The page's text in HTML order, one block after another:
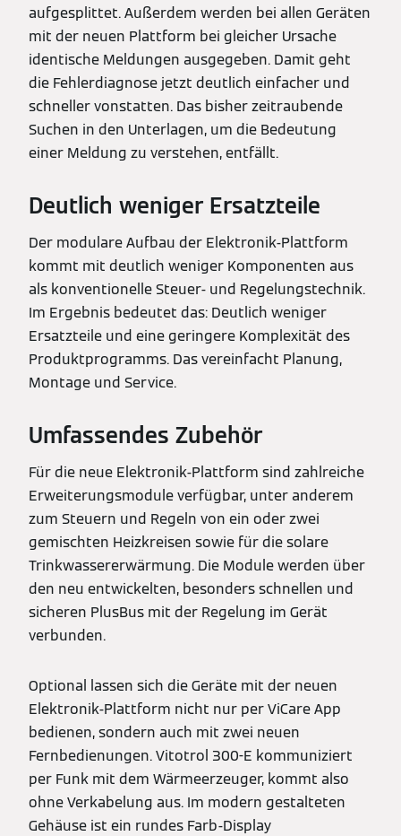
aufgesplittet. Außerdem werden bei allen Geräten
mit der neuen Plattform bei gleicher Ursache
identische Meldungen ausgegeben. Damit geht
die Fehlerdiagnose jetzt deutlich einfacher und
schneller vonstatten. Das bisher zeitraubende
Suchen in den Unterlagen, um die Bedeutung
einer Meldung zu verstehen, entfällt.
Deutlich weniger Ersatzteile
Der modulare Aufbau der Elektronik-Plattform
kommt mit deutlich weniger Komponenten aus
als konventionelle Steuer- und Regelungstechnik.
Im Ergebnis bedeutet das: Deutlich weniger
Ersatzteile und eine geringere Komplexität des
Produktprogramms. Das vereinfacht Planung,
Montage und Service.
Umfassendes Zubehör
Für die neue Elektronik-Plattform sind zahlreiche
Erweiterungsmodule verfügbar, unter anderem
zum Steuern und Regeln von ein oder zwei
gemischten Heizkreisen sowie für die solare
Trinkwassererwärmung. Die Module werden über
den neu entwickelten, besonders schnellen und
sicheren PlusBus mit der Regelung im Gerät
verbunden.
Optional lassen sich die Geräte mit der neuen
Elektronik-Plattform nicht nur per ViCare App
bedienen, sondern auch mit zwei neuen
Fernbedienungen. Vitotrol 300-E kommuniziert
per Funk mit dem Wärmeerzeuger, kommt also
ohne Verkabelung aus. Im modern gestalteten
Gehäuse ist ein rundes Farb-Display